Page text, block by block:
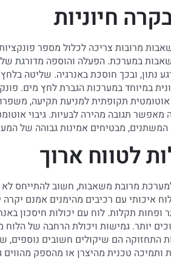
חיוניות
מרובות צריכה לכלול מספר
במערכת. הפעלה והוספה
נתון, ובכך חוסכת באנרגיה. שליטה
במיוחד במערכות הגברת לחץ מים.
תקופתית למניעת תקיעה, משפרות
מאפשר תגובה מהירה לבעיות. גיבוי
מבטיחים אמינות גבוהה של
לטווח ארוך
מרובת משאבות, חשוב להתייחס
איכותי עם רכיבים מהימנים אמנם
ופחות תקלות. לוח עם יכולות חיסכון
יותר. גמישות ויכולת הרחבה של
התחזוקה הם שיקולים חשובים
טכנית מהיצרן או מהספק